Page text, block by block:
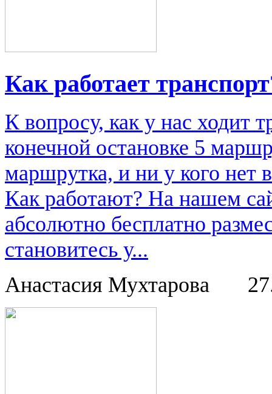
Как работает
К вопросу, как у нас ходит
конечной остановке 5
маршрутка, и ни у кого нет
Как работают? На нашем
абсолютно бесплатно
становитесь у...
Анастасия Мухтарова